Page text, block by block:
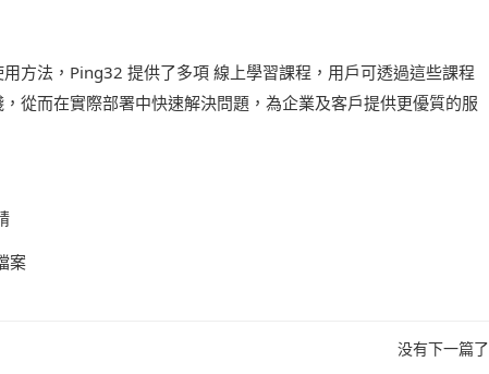
方法，Ping32 提供了多項 線上學習課程，用戶可透過這些課程
從而在實際部署中快速解決問題，為企業及客戶提供更優質的服
案
没有下一篇了